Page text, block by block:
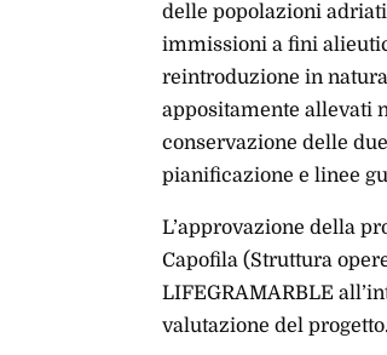
delle popolazioni
immissioni a fini
reintroduzione in
appositamente allevati
conservazione delle
pianificazione e linee
L’approvazione della
Capofila (Struttura
LIFEGRAMARBLE
valutazione del progetto.